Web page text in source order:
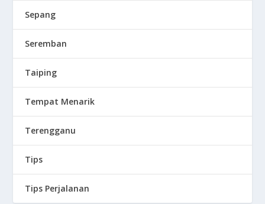
Sepang
Seremban
Taiping
Tempat Menarik
Terengganu
Tips
Tips Perjalanan